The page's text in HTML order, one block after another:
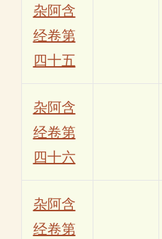
杂阿含
经卷第
四十五
杂阿含
经卷第
四十六
杂阿含
经卷第